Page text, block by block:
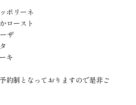
ポリーネ
ロースト
ザ
キ
約制となっておりますので是非ご